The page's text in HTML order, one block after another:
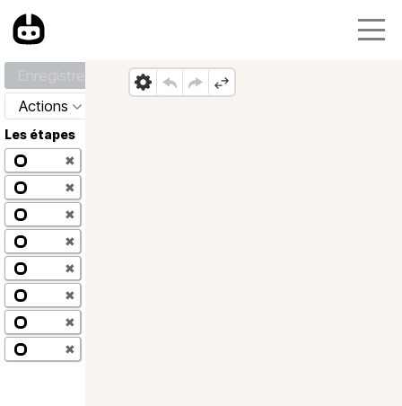
Actions
Les étapes
✖
✖
✖
✖
✖
✖
✖
✖